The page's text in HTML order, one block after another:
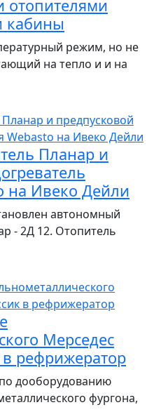
кабины
режим, но не
на тепло и и на
Планар и
на Ивеко Дейли
автономный
- 2Д 12. Отопитель
Мерседес
рефрижератор
дооборудованию
фургона,